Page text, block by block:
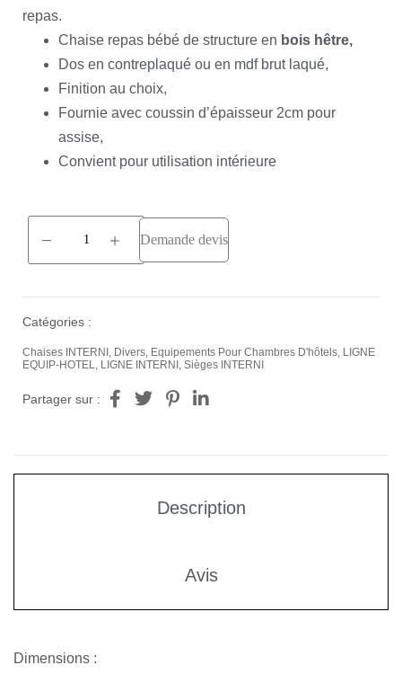
repas.
Chaise repas bébé de structure en bois hêtre,
Dos en contreplaqué ou en mdf brut laqué,
Finition au choix,
Fournie avec coussin d’épaisseur 2cm pour
assise,
Convient pour utilisation intérieure
Demande devis
Catégories :
Chaises INTERNI Divers Equipements Pour Chambres D'hôtels LIGNE
EQUIP-HOTEL
LIGNE INTERNI Sièges INTERNI
Partager sur :
Description
Avis
Dimensions :